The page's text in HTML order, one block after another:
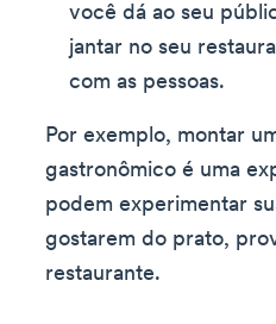
você dá ao seu
jantar no seu
com as pessoas.
Por exemplo, montar
gastronômico é uma
podem experimentar
gostarem do prato,
restaurante.